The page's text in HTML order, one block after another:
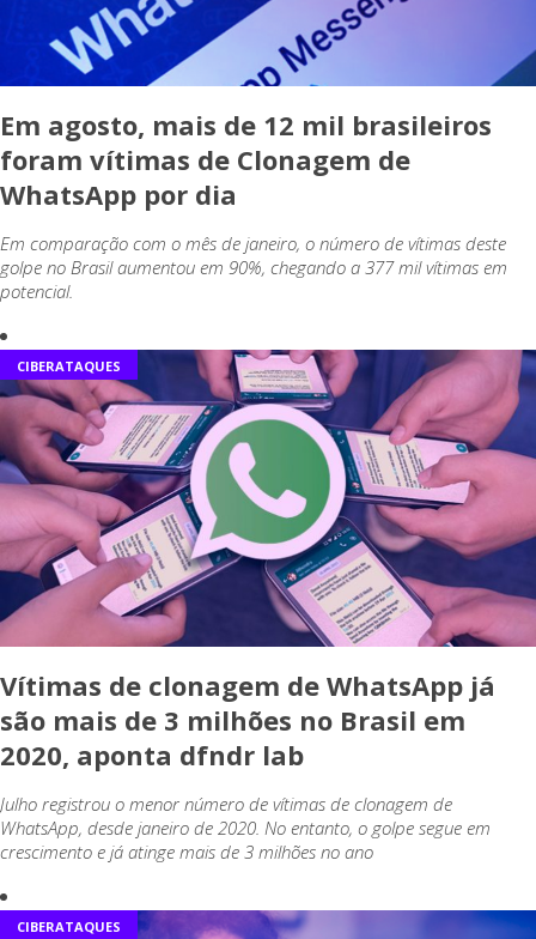
Em agosto, mais de 12 mil brasileiros
foram vítimas de Clonagem de
WhatsApp por dia
Em comparação com o mês de janeiro, o número de vítimas deste
golpe no Brasil aumentou em 90%, chegando a 377 mil vítimas em
potencial.
CIBERATAQUES
Vítimas de clonagem de WhatsApp já
são mais de 3 milhões no Brasil em
2020, aponta dfndr lab
Julho registrou o menor número de vítimas de clonagem de
WhatsApp, desde janeiro de 2020. No entanto, o golpe segue em
crescimento e já atinge mais de 3 milhões no ano
CIBERATAQUES